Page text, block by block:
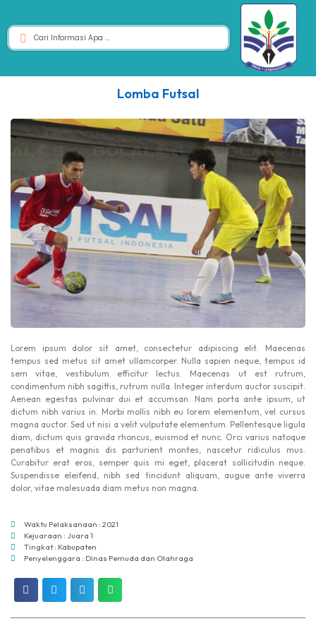
Lomba Futsal
Lorem ipsum dolor sit amet, consectetur adipiscing elit. Maecenas
tempus sed metus sit amet ullamcorper. Nulla sapien neque, tempus id
sem vitae, vestibulum efficitur lectus. Maecenas ut est rutrum,
condimentum nibh sagittis, rutrum nulla. Integer interdum auctor suscipit.
Aenean egestas pulvinar dui et accumsan. Nam porta ante ipsum, ut
dictum nibh varius in. Morbi mollis nibh eu lorem elementum, vel cursus
magna auctor. Sed ut nisi a velit vulputate elementum. Pellentesque ligula
diam, dictum quis gravida rhoncus, euismod et nunc. Orci varius natoque
penatibus et magnis dis parturient montes, nascetur ridiculus mus.
Curabitur erat eros, semper quis mi eget, placerat sollicitudin neque.
Suspendisse eleifend, nibh sed tincidunt aliquam, augue ante viverra
dolor, vitae malesuada diam metus non magna.
Waktu Pelaksanaan : 2021
Kejuaraan : Juara 1
Tingkat : Kabupaten
Penyelenggara : Dinas Pemuda dan Olahraga